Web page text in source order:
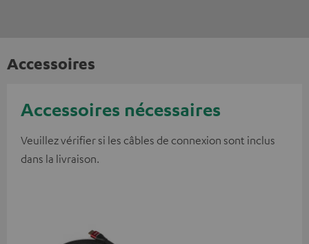
Accessoires
Accessoires nécessaires
Veuillez vérifier si les câbles de connexion sont inclus
dans la livraison.